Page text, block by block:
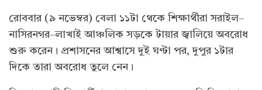
রোববার (৯ নভেম্বর) বেলা ১১টা থেকে শিক্ষার্থীরা সরাইল–
নাসিরনগর–লাখাই আঞ্চলিক সড়কে টায়ার জ্বালিয়ে অবরোধ
শুরু করেন। প্রশাসনের আশ্বাসে দুই ঘণ্টা পর, দুপুর ১টার
দিকে তারা অবরোধ তুলে নেন।